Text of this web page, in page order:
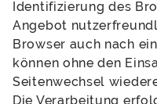
Identifizierung des
Angebot
Browser auch nach
können ohne den
Seitenwechsel
Die Verarbeitung